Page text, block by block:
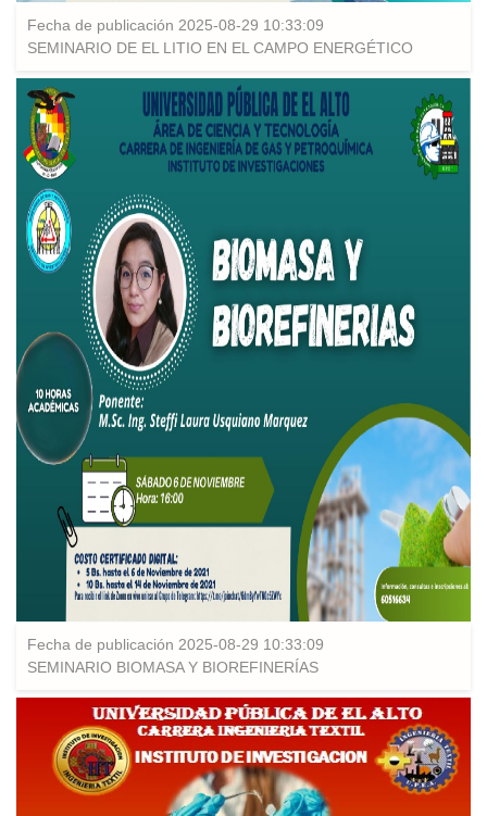
Fecha de publicación 2025-08-29 10:33:09
SEMINARIO DE EL LITIO EN EL CAMPO ENERGÉTICO
Fecha de publicación 2025-08-29 10:33:09
SEMINARIO BIOMASA Y BIOREFINERÍAS